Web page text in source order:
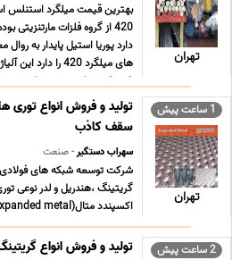
تهران
های میلگرد 420
ضعیف میباشد و در مجاورت
1 ساعت پیش
تهران
تولید و فروش انواع توری
سقف کاذب
سهراب دستگیر- صنعت
شرکت توسعه شبکه های فولادی
گریتینگ ،هندریل و لدر نوعی
های لوزی شکل و شش ضلعی تولید
است. امکان تولید این نوع
2 ساعت پیش تولید و فروش انواع